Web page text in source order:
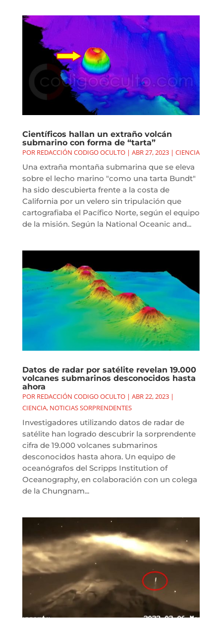
Científicos hallan un extraño volcán
submarino con forma de “tarta”
POR REDACCIÓN CODIGO OCULTO| ABR 27, 2023| CIENCIA
Una extraña montaña submarina que se eleva
sobre el lecho marino "como una tarta Bundt"
ha sido descubierta frente a la costa de
California por un velero sin tripulación que
cartografiaba el Pacífico Norte, según el equipo
de la misión. Según la National Oceanic and...
Datos de radar por satélite revelan 19.000
volcanes submarinos desconocidos hasta
ahora
POR REDACCIÓN CODIGO OCULTO| ABR 22, 2023|
CIENCIA, NOTICIAS SORPRENDENTES
Investigadores utilizando datos de radar de
satélite han logrado descubrir la sorprendente
cifra de 19.000 volcanes submarinos
desconocidos hasta ahora. Un equipo de
oceanógrafos del Scripps Institution of
Oceanography, en colaboración con un colega
de la Chungnam...